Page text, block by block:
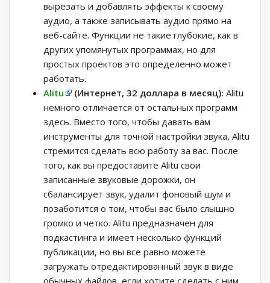
вырезать и добавлять эффекты к своему
аудио, а также записывать аудио прямо на
веб-сайте. Функции не такие глубокие, как в
других упомянутых программах, но для
простых проектов это определенно может
работать.
Alitu
(Интернет, 32 доллара в месяц): Alitu
немного отличается от остальных программ
здесь. Вместо того, чтобы давать вам
инструменты для точной настройки звука, Alitu
стремится сделать всю работу за вас. После
того, как вы предоставите Alitu свои
записанные звуковые дорожки, он
сбалансирует звук, удалит фоновый шум и
позаботится о том, чтобы вас было слышно
громко и четко. Alitu предназначен для
подкастинга и имеет несколько функций
публикации, но вы все равно можете
загружать отредактированный звук в виде